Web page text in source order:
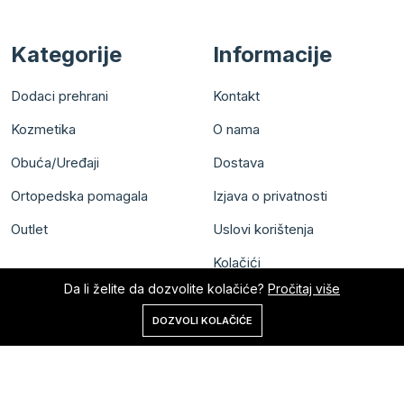
Kategorije
Dodaci prehrani
Kozmetika
Obuća/Uređaji
Ortopedska pomagala
Outlet
Informacije
Kontakt
O nama
Dostava
Izjava o privatnosti
Uslovi korištenja
Kolačići
Korpa
Da li želite da dozvolite kolačiće? Pročitaj više
DOZVOLI KOLAČIĆE